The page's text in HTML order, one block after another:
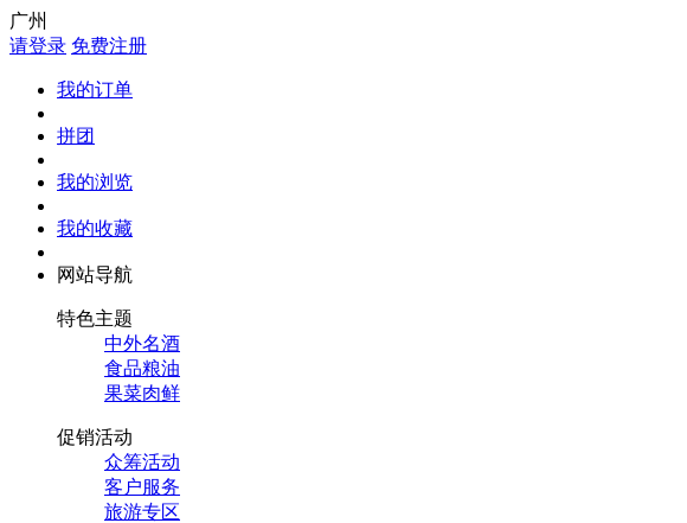
广州
请登录 免费注册
我的订单
拼团
我的浏览
我的收藏
网站导航
特色主题
中外名酒
食品粮油
果菜肉鲜
促销活动
众筹活动
客户服务
旅游专区